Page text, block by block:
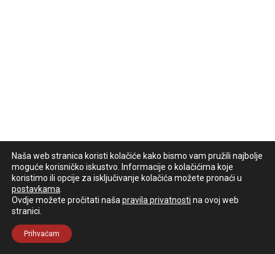
Naša web stranica koristi kolačiće kako bismo vam pružili najbolje
moguće korisničko iskustvo. Informacije o kolačićima koje
koristimo ili opcije za isključivanje kolačića možete pronaći u
postavkama
Ovdje možete pročitati naša pravila privatnosti na ovoj web
stranici.
Prihvaćam